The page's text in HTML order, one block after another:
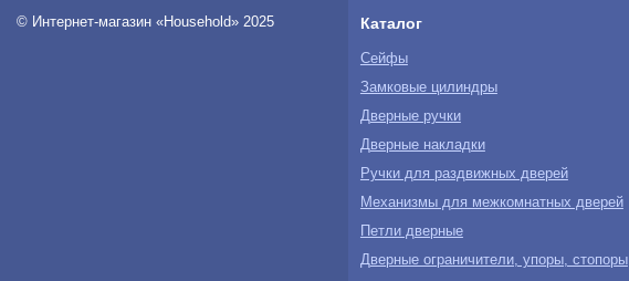
© Интернет-магазин «Household» 2025 Каталог
Сейфы
Замковые цилиндры
Дверные ручки
Дверные накладки
Ручки для раздвижных дверей
Механизмы для межкомнатных дверей
Петли дверные
Дверные ограничители, упоры, стопоры